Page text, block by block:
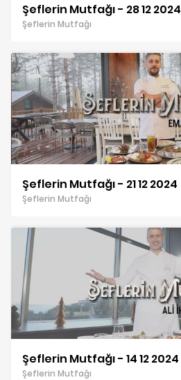
Şeflerin Mutfağı - 28 12 2024
Şeflerin Mutfağı
Şeflerin Mutfağı - 21 12 2024
Şeflerin Mutfağı
Şeflerin Mutfağı - 14 12 2024
Şeflerin Mutfağı